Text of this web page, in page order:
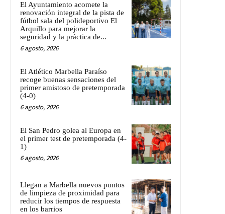
El Ayuntamiento acomete la
renovación integral de la pista de
fútbol sala del polideportivo El
Arquillo para mejorar la
seguridad y la práctica de...
6 agosto, 2026
El Atlético Marbella Paraíso
recoge buenas sensaciones del
primer amistoso de pretemporada
(4-0)
6 agosto, 2026
El San Pedro golea al Europa en
el primer test de pretemporada (4-
1)
6 agosto, 2026
Llegan a Marbella nuevos puntos
de limpieza de proximidad para
reducir los tiempos de respuesta
en los barrios